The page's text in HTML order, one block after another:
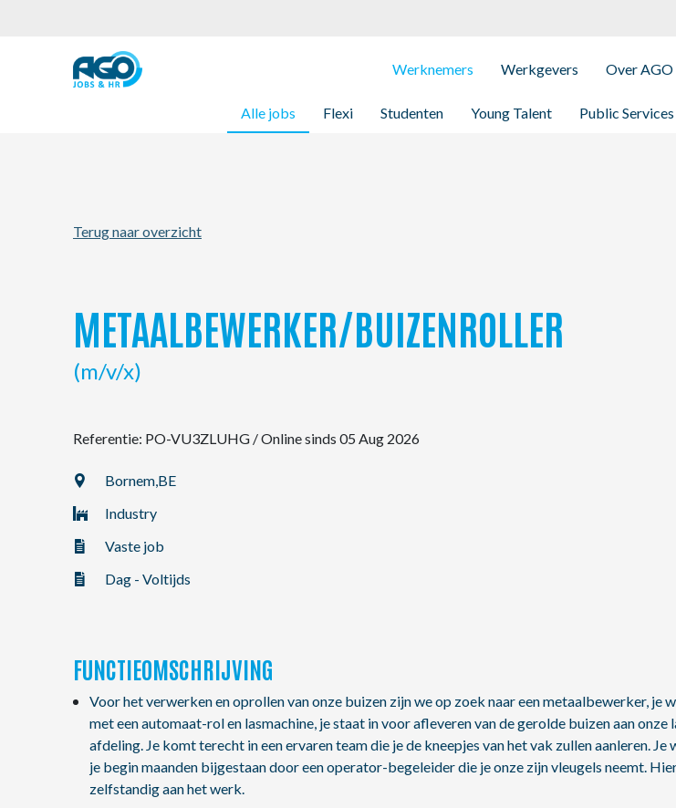
Werknemers
Alle jobs Flexi Studenten Young Talent Public Services
Werkgevers Over AGO
Werknemers
Kantoren
My AGO
Terug naar overzicht
METAALBEWERKER/BUIZENROLLER
(m/v/x)
Referentie: PO-VU3ZLUHG /Online sinds 05 Aug 2026
Bornem,BE
Industry
Vaste job
Dag - Voltijds
FUNCTIEOMSCHRIJVING
Voor het verwerken en oprollen van onze buizen zijn we op zoek naar een metaalbewerker, je
met een automaat-rol en lasmachine, je staat in voor afleveren van de gerolde buizen aan onze
afdeling. Je komt terecht in een ervaren team die je de kneepjes van het vak zullen aanleren. Je
je begin maanden bijgestaan door een operator-begeleider die je onze zijn vleugels neemt.
zelfstandig aan het werk.